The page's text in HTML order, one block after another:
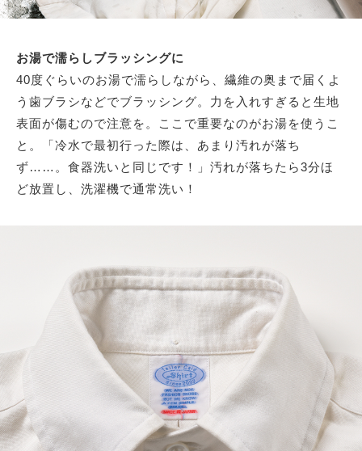
お湯で濡らしブラッシングに
40度ぐらいのお湯で濡らしながら、繊維の奥まで届くよ
う歯ブラシなどでブラッシング。力を入れすぎると生地
表面が傷むので注意を。ここで重要なのがお湯を使うこ
と。「冷水で最初行った際は、あまり汚れが落ち
ず……。食器洗いと同じです！」汚れが落ちたら3分ほ
ど放置し、洗濯機で通常洗い！